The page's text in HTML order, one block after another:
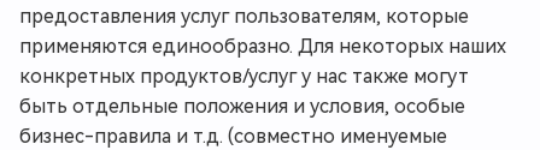
предоставления услуг пользователям, которые
применяются единообразно. Для некоторых наших
конкретных продуктов/услуг у нас также могут
быть отдельные положения и условия, особые
бизнес-правила и т.д. (совместно именуемые